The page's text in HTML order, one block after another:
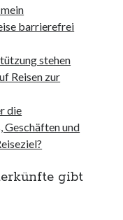
barrierefrei
stehen
Reisen zur
die
Geschäften und
gibt